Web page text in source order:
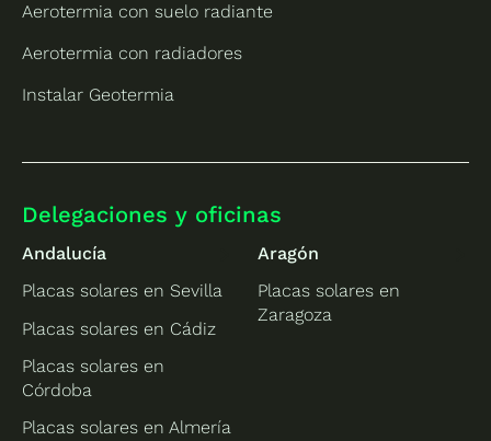
Aerotermia con suelo radiante
Aerotermia con radiadores
Instalar Geotermia
Delegaciones y oficinas
Andalucía
Placas solares en Sevilla
Placas solares en Cádiz
Placas solares en
Córdoba
Placas solares en Almería
Aragón
Placas solares en
Zaragoza